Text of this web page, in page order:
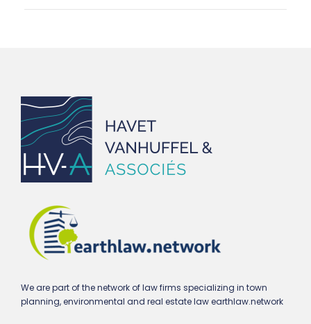
We are part of the network of law firms specializing in town
planning, environmental and real estate law earthlaw.network